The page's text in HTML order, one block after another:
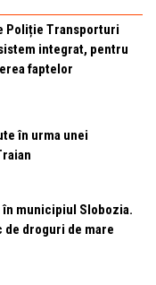
Poliție Transporturi
integrat, pentru
faptelor
în urma unei
municipiul Slobozia.
droguri de mare